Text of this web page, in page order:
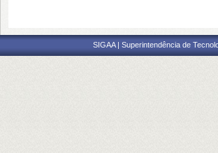
SIGAA | Superintendência de